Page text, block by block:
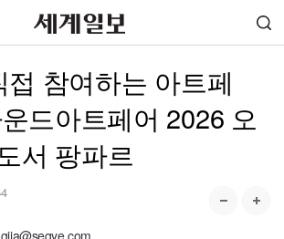
참여하는 아트페
드아트페어 2026 오
서 팡파르